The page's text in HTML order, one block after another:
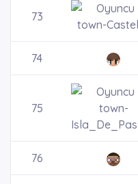
73
74
75
76